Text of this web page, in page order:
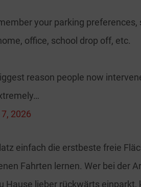
your parking preferences,
office, school drop off, etc.
reason people now
2026
einfach die erstbeste freie
Fahrten lernen. Wer bei der
Hause lieber rückwärts einparkt,